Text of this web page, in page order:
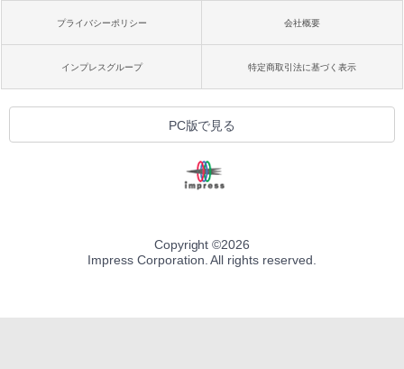
プライバシーポリシー 会社概要
インプレスグループ 特定商取引法に基づく表示
PC版で見る
Copyright ©2026
Impress Corporation. All rights reserved.